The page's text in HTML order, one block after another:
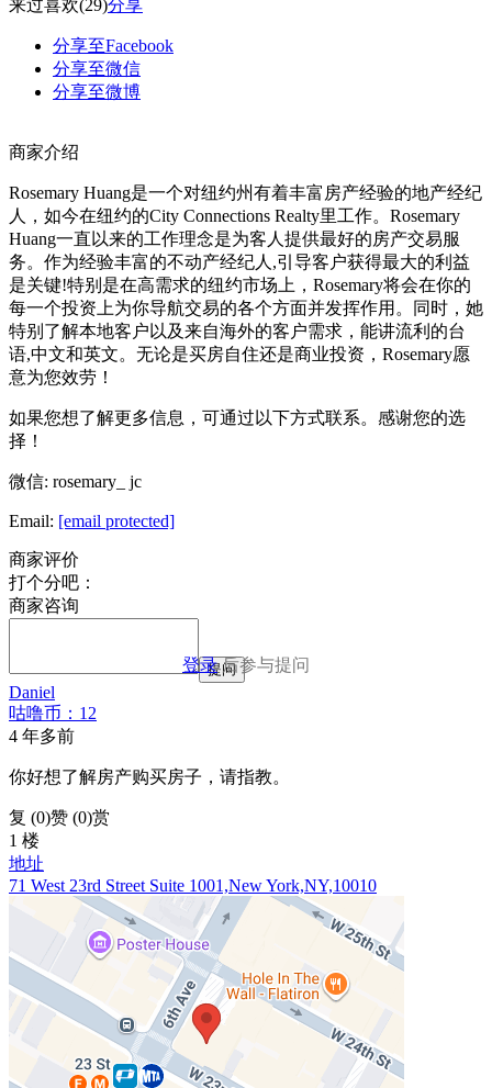
来过喜欢(29)分享
分享至Facebook
分享至微信
分享至微博
商家介绍
Rosemary Huang是一个对纽约州有着丰富房产经验的地产经纪
人，如今在纽约的City Connections Realty里工作。Rosemary
Huang一直以来的工作理念是为客人提供最好的房产交易服
务。作为经验丰富的不动产经纪人,引导客户获得最大的利益
是关键!特别是在高需求的纽约市场上，Rosemary将会在你的
每一个投资上为你导航交易的各个方面并发挥作用。同时，她
特别了解本地客户以及来自海外的客户需求，能讲流利的台
语,中文和英文。无论是买房自住还是商业投资，Rosemary愿
意为您效劳！
如果您想了解更多信息，可通过以下方式联系。感谢您的选
择！
微信: rosemary_ jc
Email: [email protected]
商家评价
打个分吧：
商家咨询
登录后参与提问
提问
Daniel
咕噜币：12
4 年多前
你好想了解房产购买房子，请指教。
复 (0)赞 (0)赏
1 楼
地址
71 West 23rd Street Suite 1001,New York,NY,10010